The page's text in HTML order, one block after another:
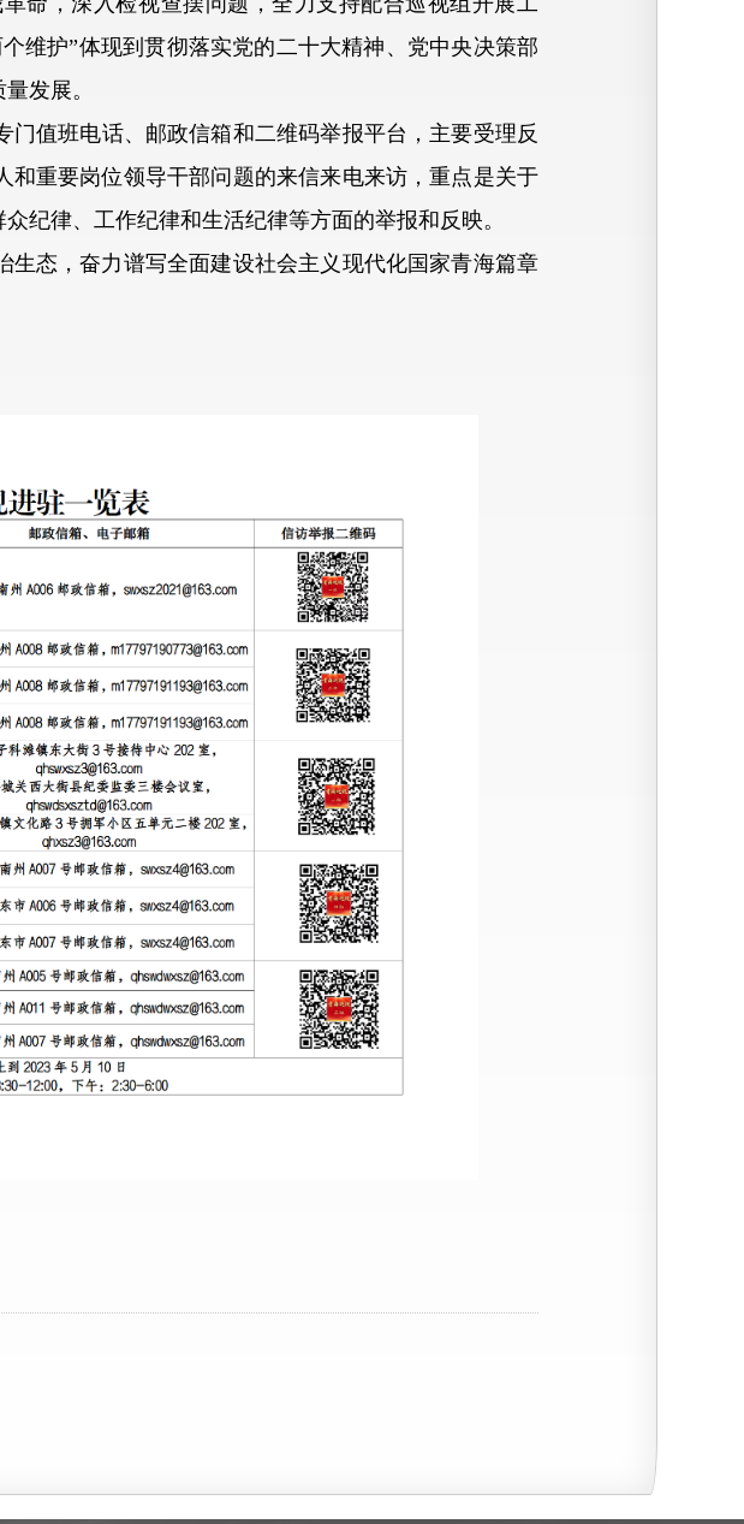
维护”体现到贯彻落实党的二十大精神、党中央决策部
发展。
值班电话、邮政信箱和二维码举报平台，主要受理反
重要岗位领导干部问题的来信来电来访，重点是关于
纪律、工作纪律和生活纪律等方面的举报和反映。
态，奋力谱写全面建设社会主义现代化国家青海篇章